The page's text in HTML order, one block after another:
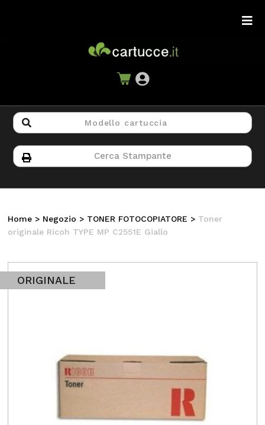
Home > Negozio > TONER FOTOCOPIATORE > Toner
originale Ricoh TYPE MP C2551E Giallo
ORIGINALE